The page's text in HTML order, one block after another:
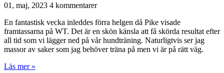
01, maj, 2023 4 kommentarer
En fantastisk vecka inleddes förra helgen då Pike visade
framtassarna på WT. Det är en skön känsla att få skörda resultat efter
all tid som vi lägger ned på vår hundträning. Naturligtvis ser jag
massor av saker som jag behöver träna på men vi är på rätt väg.
Läs mer »